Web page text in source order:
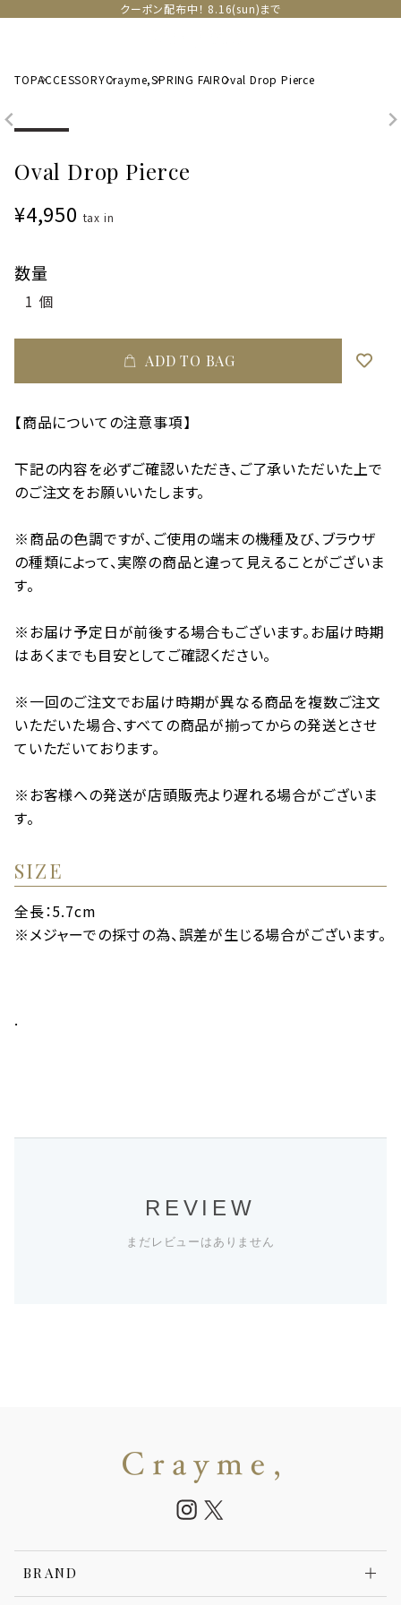
クーポン配布中！ 8.16(sun)まで
TOPACCESSORYCrayme,SPRING FAIROval Drop Pierce
Oval Drop Pierce
¥4,950 tax in
数量
ADD TO BAG
【商品についての注意事項】
下記の内容を必ずご確認いただき、ご了承いただいた上で
のご注文をお願いいたします。
※商品の色調ですが、ご使用の端末の機種及び、ブラウザ
の種類によって、実際の商品と違って見えることがございま
す。
※お届け予定日が前後する場合もございます。お届け時期
はあくまでも目安としてご確認ください。
※一回のご注文でお届け時期が異なる商品を複数ご注文
いただいた場合、すべての商品が揃ってからの発送とさせ
ていただいております。
※お客様への発送が店頭販売より遅れる場合がございま
す。
SIZE
全長：5.7cm
※メジャーでの採寸の為、誤差が生じる場合がございます。
.
REVIEW
まだレビューはありません
BRAND